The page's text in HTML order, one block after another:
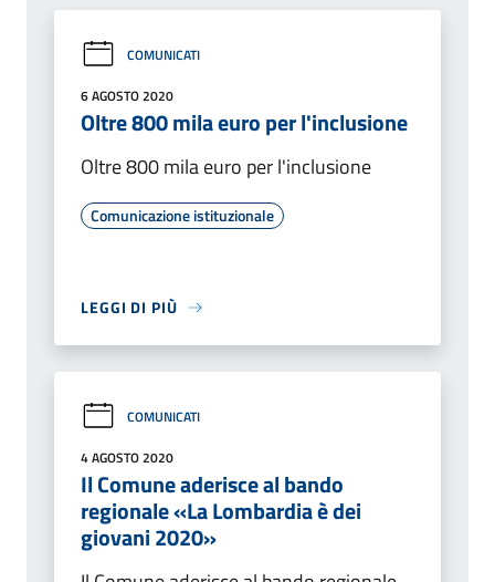
COMUNICATI
6 AGOSTO 2020
Oltre 800 mila euro per l'inclusione
Oltre 800 mila euro per l'inclusione
Comunicazione istituzionale
LEGGI DI PIÙ
COMUNICATI
4 AGOSTO 2020
Il Comune aderisce al bando
regionale «La Lombardia è dei
giovani 2020»